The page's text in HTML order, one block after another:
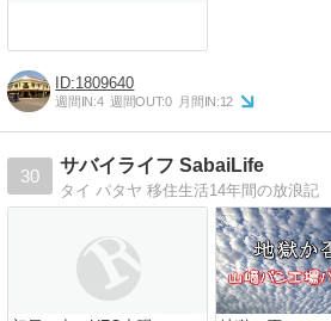
1809640
週間IN:4 週間OUT:0 月間IN:12
30
サバイライフ SabaiLife
タイ パタヤ 移住生活14年間の放浪記